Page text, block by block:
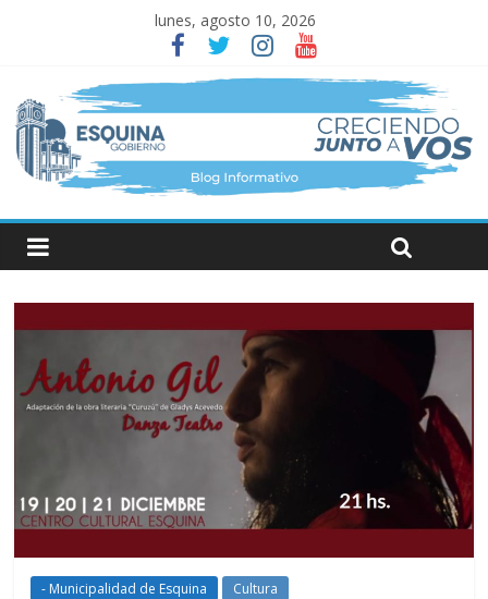
lunes, agosto 10, 2026
- Municipalidad de Esquina
Cultura